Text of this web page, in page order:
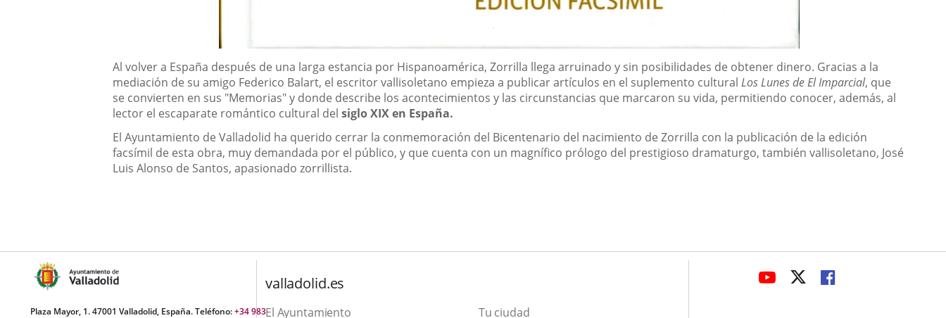
Descripción
Al volver a España después de una larga estancia por Hispanoamérica, Zorrilla llega arruinado y sin posibilidades de obtener dinero. Gracias a la
mediación de su amigo Federico Balart, el escritor vallisoletano empieza a publicar artículos en el suplemento culturalLos Lunes de El Imparcial, que
se convierten en sus "Memorias" y donde describe los acontecimientos y las circunstancias que marcaron su vida, permitiendo conocer, además, al
lector el escaparate romántico cultural delsiglo XIX en España.
El Ayuntamiento de Valladolid ha querido cerrar la conmemoración del Bicentenario del nacimiento de Zorrilla con la publicación de la edición
facsímil de esta obra, muy demandada por el público, y que cuenta con un magnífico prólogo del prestigioso dramaturgo, también vallisoletano, José
Luis Alonso de Santos, apasionado zorrillista.
Plaza Mayor, 1. 47001 Valladolid, España. Teléfono:+34 983
valladolid.es
El Ayuntamiento Tu ciudad
ENLACEENLACEENLACE